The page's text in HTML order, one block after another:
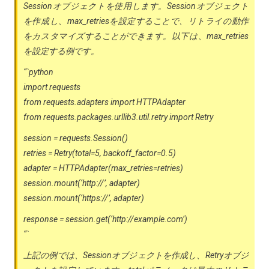
Sessionオブジェクトを使用します。Sessionオブジェクト
を作成し、max_retriesを設定することで、リトライの動作
をカスタマイズすることができます。以下は、max_retries
を設定する例です。
“`python
import requests
from requests.adapters import HTTPAdapter
from requests.packages.urllib3.util.retry import Retry
session = requests.Session()
retries = Retry(total=5, backoff_factor=0.5)
adapter = HTTPAdapter(max_retries=retries)
session.mount(‘http://’, adapter)
session.mount(‘https://’, adapter)
response = session.get(‘http://example.com’)
“`
上記の例では、Sessionオブジェクトを作成し、Retryオブジ